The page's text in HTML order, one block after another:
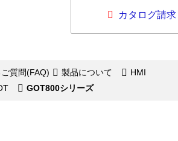
カタログ請求
質問(FAQ) 製品について
HMI
GOT800シリーズ